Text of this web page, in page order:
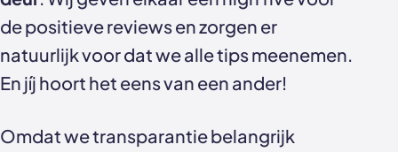
Akoestische panelen
Kleurstalen akoestische panelen
Sample sale
Accessoires
Stalen schuifdeuren
Stalen wanden
Stalen binnendeuren
Akoestische panelen
de positieve reviews en zorgen er
natuurlijk voor dat we alle tips meenemen.
En jíj hoort het eens van een ander!
Omdat we transparantie belangrijk